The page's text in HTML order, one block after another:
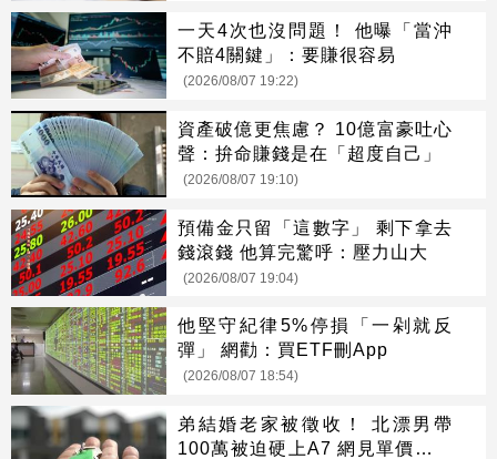
一天4次也沒問題！ 他曝「當沖
不賠4關鍵」：要賺很容易
(2026/08/07 19:22)
資產破億更焦慮？ 10億富豪吐心
聲：拚命賺錢是在「超度自己」
(2026/08/07 19:10)
預備金只留「這數字」 剩下拿去
錢滾錢 他算完驚呼：壓力山大
(2026/08/07 19:04)
他堅守紀律5%停損「一剁就反
彈」 網勸：買ETF刪App
(2026/08/07 18:54)
弟結婚老家被徵收！ 北漂男帶
100萬被迫硬上A7 網見單價驚呆